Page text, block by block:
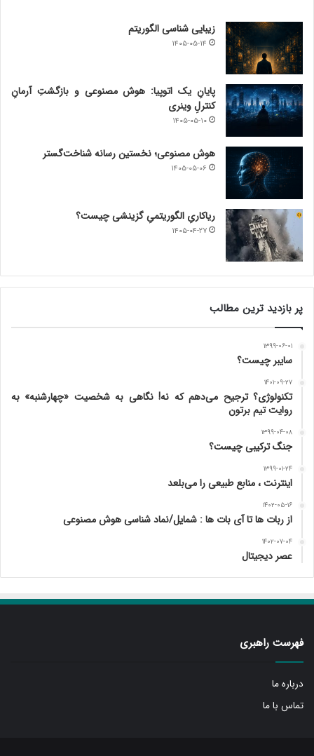
زیبایی شناسی الگوریتم
۱۴۰۵-۰۵-۱۴
پایانِ یک اتوپیا: هوش مصنوعی و بازگشتِ آرمانِ
کنترلِ وینری
۱۴۰۵-۰۵-۱۰
هوش مصنوعی؛ نخستین رسانه شناخت‌گستر
۱۴۰۵-۰۵-۰۶
ریاکاریِ الگوریتمیِ گزینشی چیست؟
۱۴۰۵-۰۴-۲۷
پر بازدید ترین مطالب
۱۳۹۹-۰۶-۰۱
سایبر چیست؟
۱۴۰۱-۰۹-۲۷
تکنولوژی؟ ترجیح می‌دهم که نه! نگاهی به شخصیت «چهارشنبه» به
روایت تیم برتون
۱۳۹۹-۰۴-۰۸
جنگ ترکیبی چیست؟
۱۳۹۹-۰۱-۲۴
اینترنت ، منابع طبیعی را می‌بلعد
۱۴۰۲-۰۵-۱۶
از ربات ها تا آی بات ها : شمایل/نماد شناسی هوش مصنوعی
۱۴۰۲-۰۷-۰۴
عصر دیجیتال
فهرست راهبری
درباره ما
تماس با ما